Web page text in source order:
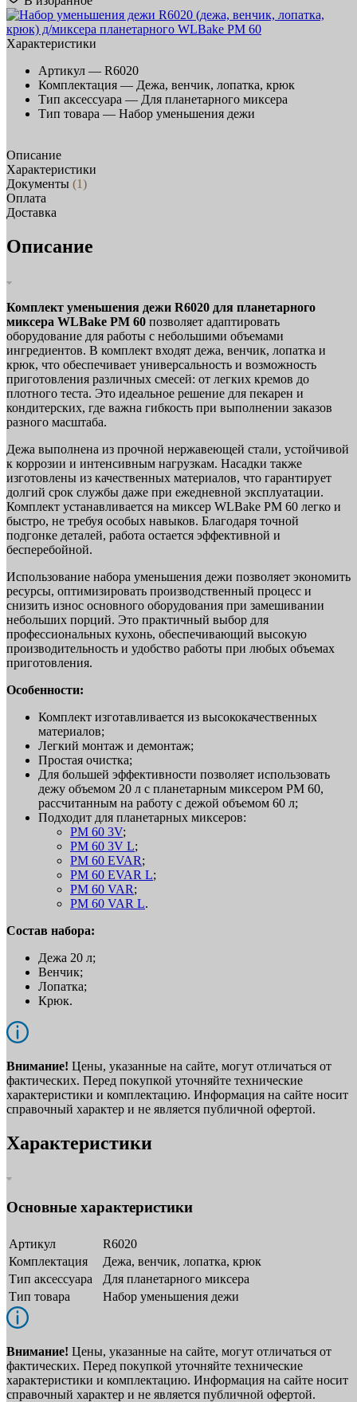
Характеристики
Артикул — R6020
Комплектация — Дежа, венчик, лопатка, крюк
Тип аксессуара — Для планетарного миксера
Тип товара — Набор уменьшения дежи
Описание
Характеристики
Документы (1)
Оплата
Доставка
Описание
Комплект уменьшения дежи R6020 для планетарного
миксера WLBake PM 60 позволяет адаптировать
оборудование для работы с небольшими объемами
ингредиентов. В комплект входят дежа, венчик, лопатка и
крюк, что обеспечивает универсальность и возможность
приготовления различных смесей: от легких кремов до
плотного теста. Это идеальное решение для пекарен и
кондитерских, где важна гибкость при выполнении заказов
разного масштаба.
Дежа выполнена из прочной нержавеющей стали, устойчивой
к коррозии и интенсивным нагрузкам. Насадки также
изготовлены из качественных материалов, что гарантирует
долгий срок службы даже при ежедневной эксплуатации.
Комплект устанавливается на миксер WLBake PM 60 легко и
быстро, не требуя особых навыков. Благодаря точной
подгонке деталей, работа остается эффективной и
бесперебойной.
Использование набора уменьшения дежи позволяет экономить
ресурсы, оптимизировать производственный процесс и
снизить износ основного оборудования при замешивании
небольших порций. Это практичный выбор для
профессиональных кухонь, обеспечивающий высокую
производительность и удобство работы при любых объемах
приготовления.
Особенности:
Комплект изготавливается из высококачественных
материалов;
Легкий монтаж и демонтаж;
Простая очистка;
Для большей эффективности позволяет использовать
дежу объемом 20 л с планетарным миксером PM 60,
рассчитанным на работу с дежой объемом 60 л;
Подходит для планетарных миксеров:
PM 60 3V;
PM 60 3V L;
PM 60 EVAR;
PM 60 EVAR L;
PM 60 VAR;
PM 60 VAR L.
Состав набора:
Дежа 20 л;
Венчик;
Лопатка;
Крюк.
Внимание! Цены, указанные на сайте, могут отличаться от
фактических. Перед покупкой уточняйте технические
характеристики и комплектацию. Информация на сайте носит
справочный характер и не является публичной офертой.
Характеристики
Основные характеристики
Артикул
R6020
Комплектация
Дежа, венчик, лопатка, крюк
Тип аксессуара
Для планетарного миксера
Тип товара
Набор уменьшения дежи
Внимание! Цены, указанные на сайте, могут отличаться от
фактических. Перед покупкой уточняйте технические
характеристики и комплектацию. Информация на сайте носит
справочный характер и не является публичной офертой.